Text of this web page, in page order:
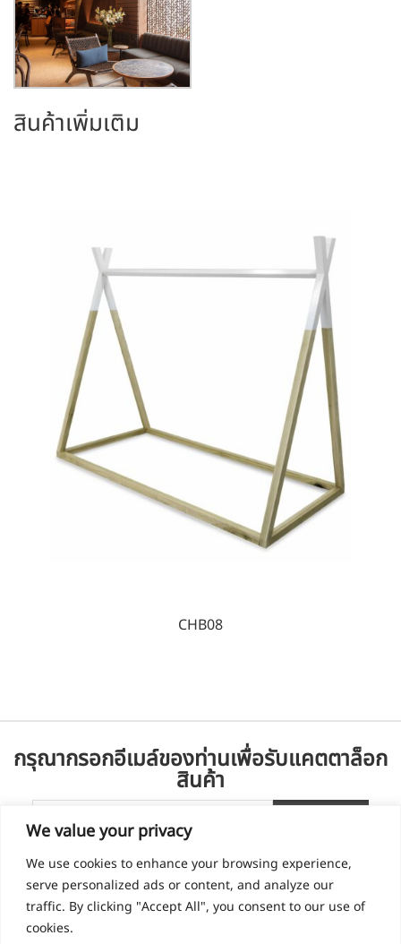
We value your privacy
We use cookies to enhance your browsing experience,
serve personalized ads or content, and analyze our
traffic. By clicking "Accept All", you consent to our use of
cookies.
สินค้าเพิ่มเติม
CHB08
กรุณากรอกอีเมล์ของท่านเพื่อรับแคตตาล็อก
สินค้า